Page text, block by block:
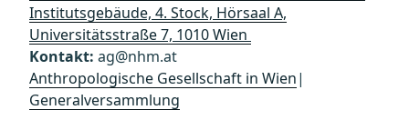
Institutsgebäude, 4. Stock, Hörsaal A,
Universitätsstraße 7, 1010 Wien
Kontakt: ag@nhm.at
Anthropologische Gesellschaft in Wien|
Generalversammlung